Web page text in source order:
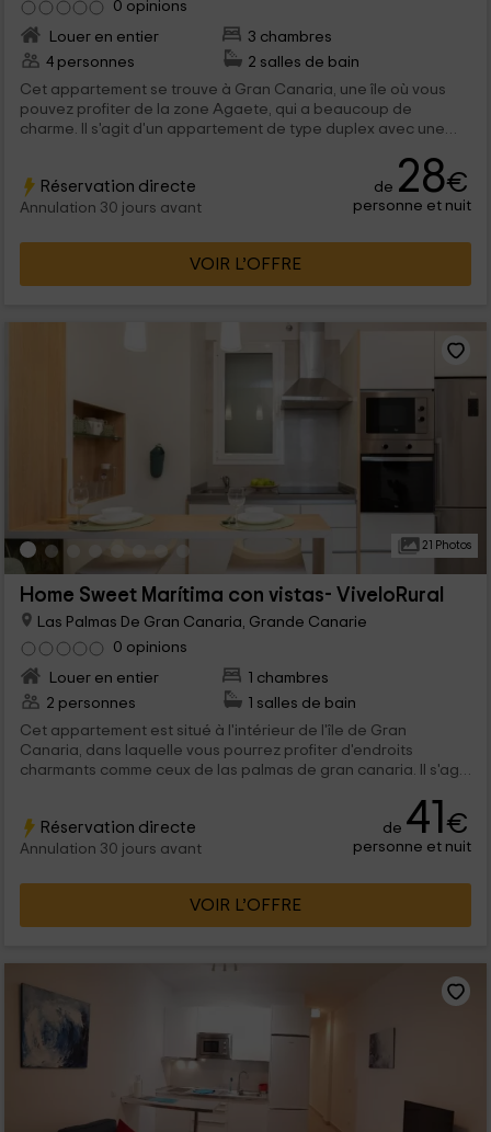
0 opinions
Louer en entier
3 chambres
4 personnes
2 salles de bain
Cet appartement se trouve à Gran Canaria, une île où vous
pouvez profiter de la zone Agaete, qui a beaucoup de
charme. Il s'agit d'un appartement de type duplex avec une
Réservation directe
Annulation 30 jours avant
de 28€
personne et nuit
VOIR L’OFFRE
21 Photos
Home Sweet Marítima con vistas- ViveloRural
Las Palmas De Gran Canaria, Grande Canarie
0 opinions
Louer en entier
1 chambres
2 personnes
1 salles de bain
Cet appartement est situé à l'intérieur de l'île de Gran
Canaria, dans laquelle vous pourrez profiter d'endroits
charmants comme ceux de las palmas de gran canaria. Il s'agit
espaces larges et agréables dans lesquels vous vous sentirez
chez vous.
Réservation directe
Annulation 30 jours avant
de 41€
personne et nuit
VOIR L’OFFRE